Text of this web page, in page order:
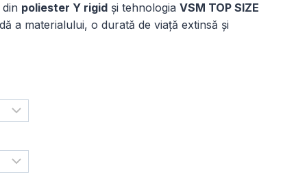
poliester Y rigidși tehnologia VSM TOP SIZE
a materialului, o durată de viață extinsă și